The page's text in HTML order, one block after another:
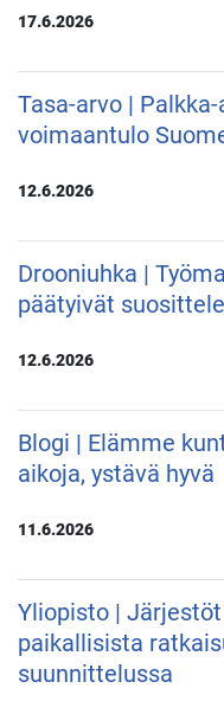
17.6.2026
Tasa-arvo |
voimaantulo
12.6.2026
Drooniuhka |
päätyivät
12.6.2026
Blogi | Elämme
aikoja, ystävä hyvä
11.6.2026
Yliopisto |
paikallisista
suunnittelussa